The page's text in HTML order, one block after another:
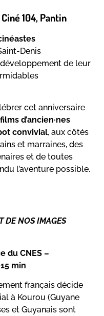
104, Pantin
Denis
de leur
cet anniversaire
d’ancien·nes
convivial, aux côtés
et marraines, des
et de toutes
l’aventure possible.
DE NOS IMAGES
du CNES –
min
français décide
à Kourou (Guyane
et Guyanais sont